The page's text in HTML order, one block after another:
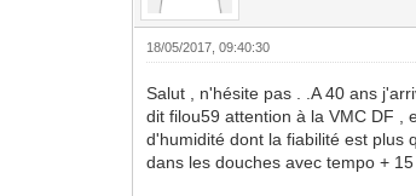
18/05/2017, 09:40:30
Salut , n'hésite pas . .A 40 ans
dit filou59 attention à la VMC DF ,
d'humidité dont la fiabilité est plus
dans les douches avec tempo +